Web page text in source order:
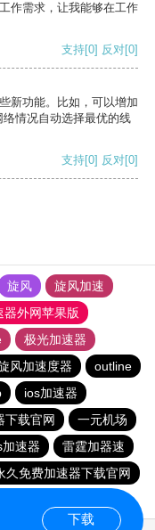
作需求，让我能够在工作
支持[0] 反对[0]
新功能。比如，可以增加
情况自动选择最优的线
支持[0] 反对[0]
旋风
旋风加速
器外网苹果版
极光加速器
风加速度器
outline
ios加速器
下载官网
一元机场
加速器
雷霆加器速
久免费加速器下载官网
下载